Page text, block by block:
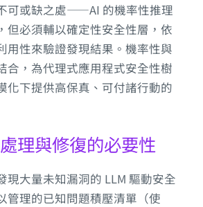
可或缺之處——AI 的機率性推理
但必須輔以確定性安全性層，依
用性來驗證發現結果。機率性與
合，為代理式應用程式安全性樹
化下提供高保真、可付諸行動的
理與修復的必要性
現大量未知漏洞的 LLM 驅動安全
管理的已知問題積壓清單（使